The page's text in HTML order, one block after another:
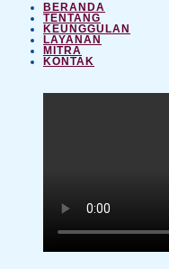
BERANDA
TENTANG
KEUNGGULAN
LAYANAN
MITRA
KONTAK